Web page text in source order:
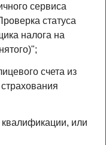
сервиса
статуса
налога на
счета из
или